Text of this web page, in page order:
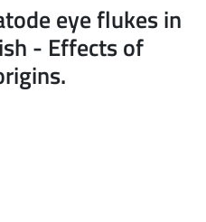
eye flukes in
- Effects of